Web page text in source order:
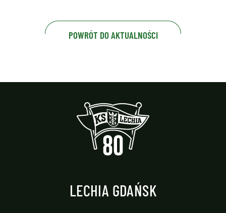
POWRÓT DO AKTUALNOŚCI
LECHIA GDAŃSK